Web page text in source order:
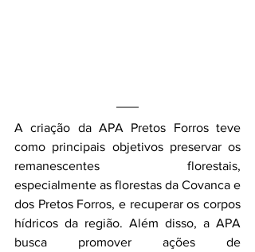
A criação da APA Pretos Forros teve
como principais objetivos preservar os
remanescentes florestais,
especialmente as florestas da Covanca e
dos Pretos Forros, e recuperar os corpos
hídricos da região. Além disso, a APA
busca promover ações de